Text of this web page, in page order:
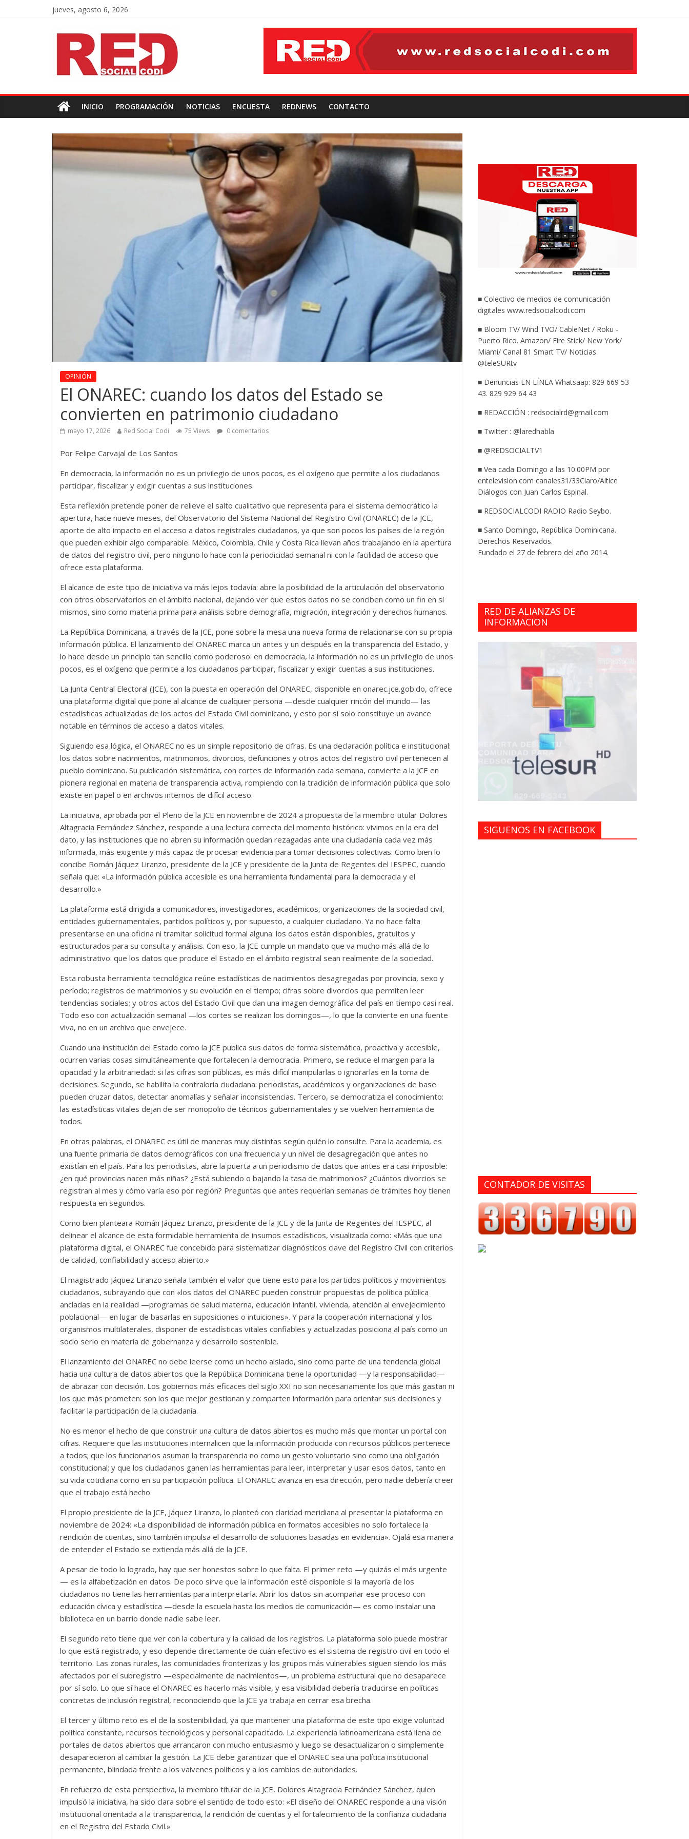
jueves, agosto 6, 2026
INICIO PROGRAMACIÓN NOTICIAS ENCUESTA REDNEWS CONTACTO
OPINIÓN
El ONAREC: cuando los datos del Estado se
convierten en patrimonio ciudadano
mayo 17, 2026 Red Social Codi 75 Views 0 comentarios
Por Felipe Carvajal de Los Santos
En democracia, la información no es un privilegio de unos pocos, es el oxígeno que permite a los ciudadanos
participar, fiscalizar y exigir cuentas a sus instituciones.
Esta reflexión pretende poner de relieve el salto cualitativo que representa para el sistema democrático la
apertura, hace nueve meses, del Observatorio del Sistema Nacional del Registro Civil (ONAREC) de la JCE,
aporte de alto impacto en el acceso a datos registrales ciudadanos, ya que son pocos los países de la región
que pueden exhibir algo comparable. México, Colombia, Chile y Costa Rica llevan años trabajando en la apertura
de datos del registro civil, pero ninguno lo hace con la periodicidad semanal ni con la facilidad de acceso que
ofrece esta plataforma.
El alcance de este tipo de iniciativa va más lejos todavía: abre la posibilidad de la articulación del observatorio
con otros observatorios en el ámbito nacional, dejando ver que estos datos no se conciben como un fin en sí
mismos, sino como materia prima para análisis sobre demografía, migración, integración y derechos humanos.
La República Dominicana, a través de la JCE, pone sobre la mesa una nueva forma de relacionarse con su propia
información pública. El lanzamiento del ONAREC marca un antes y un después en la transparencia del Estado, y
lo hace desde un principio tan sencillo como poderoso: en democracia, la información no es un privilegio de unos
pocos, es el oxígeno que permite a los ciudadanos participar, fiscalizar y exigir cuentas a sus instituciones.
La Junta Central Electoral (JCE), con la puesta en operación del ONAREC, disponible en onarec.jce.gob.do, ofrece
una plataforma digital que pone al alcance de cualquier persona —desde cualquier rincón del mundo— las
estadísticas actualizadas de los actos del Estado Civil dominicano, y esto por sí solo constituye un avance
notable en términos de acceso a datos vitales.
Siguiendo esa lógica, el ONAREC no es un simple repositorio de cifras. Es una declaración política e institucional:
los datos sobre nacimientos, matrimonios, divorcios, defunciones y otros actos del registro civil pertenecen al
pueblo dominicano. Su publicación sistemática, con cortes de información cada semana, convierte a la JCE en
pionera regional en materia de transparencia activa, rompiendo con la tradición de información pública que solo
existe en papel o en archivos internos de difícil acceso.
La iniciativa, aprobada por el Pleno de la JCE en noviembre de 2024 a propuesta de la miembro titular Dolores
Altagracia Fernández Sánchez, responde a una lectura correcta del momento histórico: vivimos en la era del
dato, y las instituciones que no abren su información quedan rezagadas ante una ciudadanía cada vez más
informada, más exigente y más capaz de procesar evidencia para tomar decisiones colectivas. Como bien lo
concibe Román Jáquez Liranzo, presidente de la JCE y presidente de la Junta de Regentes del IESPEC, cuando
señala que: «La información pública accesible es una herramienta fundamental para la democracia y el
desarrollo.»
La plataforma está dirigida a comunicadores, investigadores, académicos, organizaciones de la sociedad civil,
entidades gubernamentales, partidos políticos y, por supuesto, a cualquier ciudadano. Ya no hace falta
presentarse en una oficina ni tramitar solicitud formal alguna: los datos están disponibles, gratuitos y
estructurados para su consulta y análisis. Con eso, la JCE cumple un mandato que va mucho más allá de lo
administrativo: que los datos que produce el Estado en el ámbito registral sean realmente de la sociedad.
Esta robusta herramienta tecnológica reúne estadísticas de nacimientos desagregadas por provincia, sexo y
período; registros de matrimonios y su evolución en el tiempo; cifras sobre divorcios que permiten leer
tendencias sociales; y otros actos del Estado Civil que dan una imagen demográfica del país en tiempo casi real.
Todo eso con actualización semanal —los cortes se realizan los domingos—, lo que la convierte en una fuente
viva, no en un archivo que envejece.
Cuando una institución del Estado como la JCE publica sus datos de forma sistemática, proactiva y accesible,
ocurren varias cosas simultáneamente que fortalecen la democracia. Primero, se reduce el margen para la
opacidad y la arbitrariedad: si las cifras son públicas, es más difícil manipularlas o ignorarlas en la toma de
decisiones. Segundo, se habilita la contraloría ciudadana: periodistas, académicos y organizaciones de base
pueden cruzar datos, detectar anomalías y señalar inconsistencias. Tercero, se democratiza el conocimiento:
las estadísticas vitales dejan de ser monopolio de técnicos gubernamentales y se vuelven herramienta de
todos.
En otras palabras, el ONAREC es útil de maneras muy distintas según quién lo consulte. Para la academia, es
una fuente primaria de datos demográficos con una frecuencia y un nivel de desagregación que antes no
existían en el país. Para los periodistas, abre la puerta a un periodismo de datos que antes era casi imposible:
¿en qué provincias nacen más niñas? ¿Está subiendo o bajando la tasa de matrimonios? ¿Cuántos divorcios se
registran al mes y cómo varía eso por región? Preguntas que antes requerían semanas de trámites hoy tienen
respuesta en segundos.
Como bien planteara Román Jáquez Liranzo, presidente de la JCE y de la Junta de Regentes del IESPEC, al
delinear el alcance de esta formidable herramienta de insumos estadísticos, visualizada como: «Más que una
plataforma digital, el ONAREC fue concebido para sistematizar diagnósticos clave del Registro Civil con criterios
de calidad, confiabilidad y acceso abierto.»
El magistrado Jáquez Liranzo señala también el valor que tiene esto para los partidos políticos y movimientos
ciudadanos, subrayando que con «los datos del ONAREC pueden construir propuestas de política pública
ancladas en la realidad —programas de salud materna, educación infantil, vivienda, atención al envejecimiento
poblacional— en lugar de basarlas en suposiciones o intuiciones». Y para la cooperación internacional y los
organismos multilaterales, disponer de estadísticas vitales confiables y actualizadas posiciona al país como un
socio serio en materia de gobernanza y desarrollo sostenible.
El lanzamiento del ONAREC no debe leerse como un hecho aislado, sino como parte de una tendencia global
hacia una cultura de datos abiertos que la República Dominicana tiene la oportunidad —y la responsabilidad—
de abrazar con decisión. Los gobiernos más eficaces del siglo XXI no son necesariamente los que más gastan ni
los que más prometen: son los que mejor gestionan y comparten información para orientar sus decisiones y
facilitar la participación de la ciudadanía.
No es menor el hecho de que construir una cultura de datos abiertos es mucho más que montar un portal con
cifras. Requiere que las instituciones internalicen que la información producida con recursos públicos pertenece
a todos; que los funcionarios asuman la transparencia no como un gesto voluntario sino como una obligación
constitucional; y que los ciudadanos ganen las herramientas para leer, interpretar y usar esos datos, tanto en
su vida cotidiana como en su participación política. El ONAREC avanza en esa dirección, pero nadie debería creer
que el trabajo está hecho.
El propio presidente de la JCE, Jáquez Liranzo, lo planteó con claridad meridiana al presentar la plataforma en
noviembre de 2024: «La disponibilidad de información pública en formatos accesibles no solo fortalece la
rendición de cuentas, sino también impulsa el desarrollo de soluciones basadas en evidencia». Ojalá esa manera
de entender el Estado se extienda más allá de la JCE.
A pesar de todo lo logrado, hay que ser honestos sobre lo que falta. El primer reto —y quizás el más urgente
— es la alfabetización en datos. De poco sirve que la información esté disponible si la mayoría de los
ciudadanos no tiene las herramientas para interpretarla. Abrir los datos sin acompañar ese proceso con
educación cívica y estadística —desde la escuela hasta los medios de comunicación— es como instalar una
biblioteca en un barrio donde nadie sabe leer.
El segundo reto tiene que ver con la cobertura y la calidad de los registros. La plataforma solo puede mostrar
lo que está registrado, y eso depende directamente de cuán efectivo es el sistema de registro civil en todo el
territorio. Las zonas rurales, las comunidades fronterizas y los grupos más vulnerables siguen siendo los más
afectados por el subregistro —especialmente de nacimientos—, un problema estructural que no desaparece
por sí solo. Lo que sí hace el ONAREC es hacerlo más visible, y esa visibilidad debería traducirse en políticas
concretas de inclusión registral, reconociendo que la JCE ya trabaja en cerrar esa brecha.
El tercer y último reto es el de la sostenibilidad, ya que mantener una plataforma de este tipo exige voluntad
política constante, recursos tecnológicos y personal capacitado. La experiencia latinoamericana está llena de
portales de datos abiertos que arrancaron con mucho entusiasmo y luego se desactualizaron o simplemente
desaparecieron al cambiar la gestión. La JCE debe garantizar que el ONAREC sea una política institucional
permanente, blindada frente a los vaivenes políticos y a los cambios de autoridades.
En refuerzo de esta perspectiva, la miembro titular de la JCE, Dolores Altagracia Fernández Sánchez, quien
impulsó la iniciativa, ha sido clara sobre el sentido de todo esto: «El diseño del ONAREC responde a una visión
institucional orientada a la transparencia, la rendición de cuentas y el fortalecimiento de la confianza ciudadana
en el Registro del Estado Civil.»
■ Colectivo de medios de comunicación
digitales www.redsocialcodi.com
■ Bloom TV/ Wind TVO/ CableNet / Roku -
Puerto Rico. Amazon/ Fire Stick/ New York/
Miami/ Canal 81 Smart TV/ Noticias
@teleSURtv
■ Denuncias EN LÍNEA Whatsaap: 829 669 53
43. 829 929 64 43
■ REDACCIÓN : redsocialrd@gmail.com
■ Twitter : @laredhabla
■ @REDSOCIALTV1
■ Vea cada Domingo a las 10:00PM por
entelevision.com canales31/33Claro/Altice
Diálogos con Juan Carlos Espinal.
■ REDSOCIALCODI RADIO Radio Seybo.
■ Santo Domingo, República Dominicana.
Derechos Reservados.
Fundado el 27 de febrero del año 2014.
RED DE ALIANZAS DE
INFORMACION
SIGUENOS EN FACEBOOK
CONTADOR DE VISITAS